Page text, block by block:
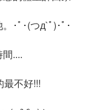
･ﾟ･(つд`ﾟ)･ﾟ･
....
最不好!!!